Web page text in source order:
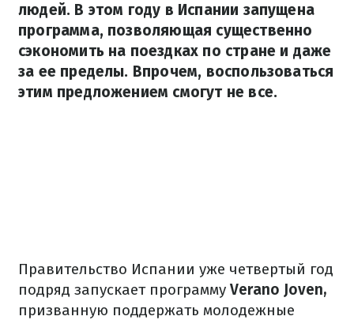
людей. В этом году в Испании запущена
программа, позволяющая существенно
сэкономить на поездках по стране и даже
за ее пределы. Впрочем, воспользоваться
этим предложением смогут не все.
Правительство Испании уже четвертый год
подряд запускает программу Verano Joven,
призванную поддержать молодежные